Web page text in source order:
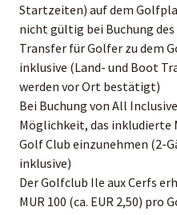
Startzeiten) auf dem
nicht gültig bei Buchung
Transfer für Golfer zu dem
inklusive (Land- und Boot
werden vor Ort bestätigt)
Bei Buchung von All
Möglichkeit, das inkludierte
Golf Club einzunehmen (2-
inklusive)
Der Golfclub Ile aux Cerfs
MUR 100 (ca. EUR 2,50) pro